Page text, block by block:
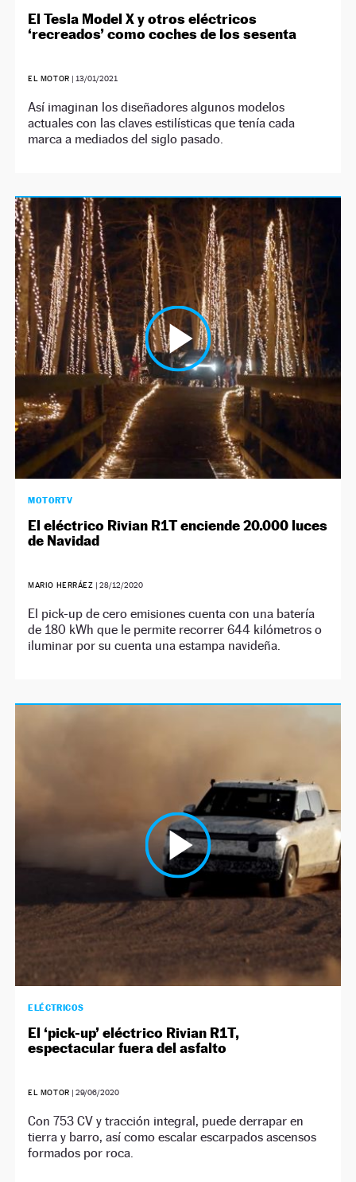
El Tesla Model X y otros eléctricos
‘recreados’ como coches de los sesenta
EL MOTOR | 13/01/2021
Así imaginan los diseñadores algunos modelos
actuales con las claves estilísticas que tenía cada
marca a mediados del siglo pasado.
MOTORTV
El eléctrico Rivian R1T enciende 20.000 luces
de Navidad
MARIO HERRÁEZ | 28/12/2020
El pick-up de cero emisiones cuenta con una batería
de 180 kWh que le permite recorrer 644 kilómetros o
iluminar por su cuenta una estampa navideña.
ELÉCTRICOS
El ‘pick-up’ eléctrico Rivian R1T,
espectacular fuera del asfalto
EL MOTOR | 29/06/2020
Con 753 CV y tracción integral, puede derrapar en
tierra y barro, así como escalar escarpados ascensos
formados por roca.